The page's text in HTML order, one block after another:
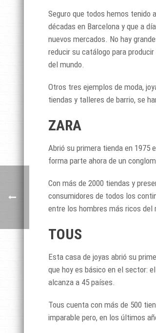
Seguro que todos hemos tenido
décadas en Barcelona y que a
nuevos mercados. No hay
reducir su catálogo para
del mundo.
Otros tres ejemplos de moda,
tiendas y talleres de barrio, se
ZARA
Abrió su primera tienda en 1975
forma parte ahora de un
Con más de 2000 tiendas y
consumidores de todos los
entre los hombres más ricos del
TOUS
Esta casa de joyas abrió su
que hoy es básico en el sector:
alcanza a 45 países.
Tous cuenta con más de 500
imparable pero, en los últimos